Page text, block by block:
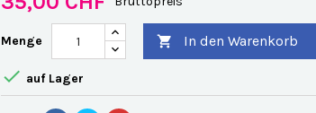
Menge  In den Warenkorb
 auf Lager